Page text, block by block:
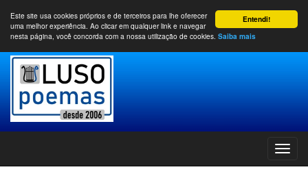
Entendi!
Este site usa cookies próprios e de terceiros para lhe oferecer
uma melhor experiência. Ao clicar em qualquer link e navegar
nesta página, você concorda com a nossa utilização de cookies. Saiba mais